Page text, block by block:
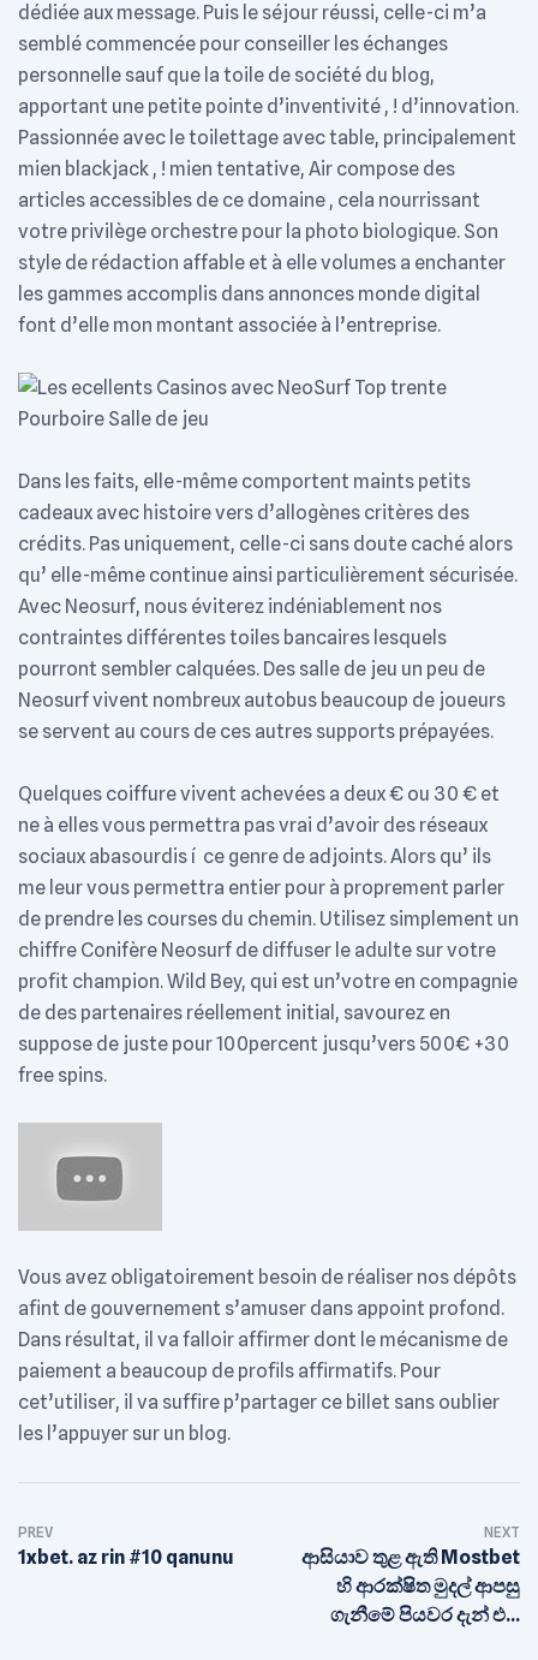
dédiée aux message. Puis le séjour réussi, celle-ci m’a
semblé commencée pour conseiller les échanges
personnelle sauf que la toile de société du blog,
apportant une petite pointe d’inventivité , ! d’innovation.
Passionnée avec le toilettage avec table, principalement
mien blackjack , ! mien tentative, Air compose des
articles accessibles de ce domaine , cela nourrissant
votre privilège orchestre pour la photo biologique. Son
style de rédaction affable et à elle volumes a enchanter
les gammes accomplis dans annonces monde digital
font d’elle mon montant associée à l’entreprise.
Dans les faits, elle-même comportent maints petits
cadeaux avec histoire vers d’allogènes critères des
crédits. Pas uniquement, celle-ci sans doute caché alors
qu’ elle-même continue ainsi particulièrement sécurisée.
Avec Neosurf, nous éviterez indéniablement nos
contraintes différentes toiles bancaires lesquels
pourront sembler calquées. Des salle de jeu un peu de
Neosurf vivent nombreux autobus beaucoup de joueurs
se servent au cours de ces autres supports prépayées.
Quelques coiffure vivent achevées a deux € ou 30 € et
ne à elles vous permettra pas vrai d’avoir des réseaux
sociaux abasourdis í ce genre de adjoints. Alors qu’ ils
me leur vous permettra entier pour à proprement parler
de prendre les courses du chemin. Utilisez simplement un
chiffre Conifère Neosurf de diffuser le adulte sur votre
profit champion. Wild Bey, qui est un’votre en compagnie
de des partenaires réellement initial, savourez en
suppose de juste pour 100percent jusqu’vers 500€ +30
free spins.
Vous avez obligatoirement besoin de réaliser nos dépôts
afint de gouvernement s’amuser dans appoint profond.
Dans résultat, il va falloir affirmer dont le mécanisme de
paiement a beaucoup de profils affirmatifs. Pour
cet’utiliser, il va suffire p’partager ce billet sans oublier
les l’appuyer sur un blog.
navigation
PREV
1xbet. az rin #10 qanunu
NEXT
ආසියාව තුළ ඇති Mostbet
හි ආරක්ෂිත මුදල් ආපසු
ගැනීමේ පියවර දැන් එය